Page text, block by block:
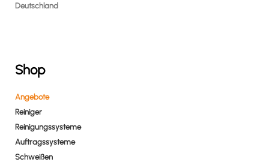
Deutschland
Shop
Angebote
Reiniger
Reinigungssysteme
Auftragssysteme
Schweißen